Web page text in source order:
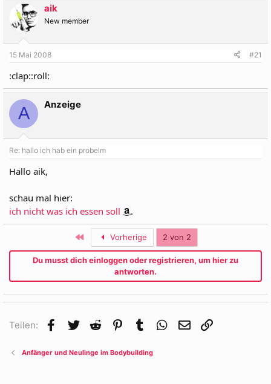
e
l
l
r
m
aik
New member
15 Mai 2008 #21
:clap::roll:
A Anzeige
Re: hallo ich hab ein probelm
Hallo aik,
schau mal hier:
ich nicht was ich essen soll
.
Erste Vorherige 2 von 2
Du musst dich einloggen oder registrieren, um hier zu
antworten.
Teilen: Facebook
Twitter Reddit Pinterest
Tumblr WhatsApp
E-Mail
Anfänger und Neulinge im Bodybuilding